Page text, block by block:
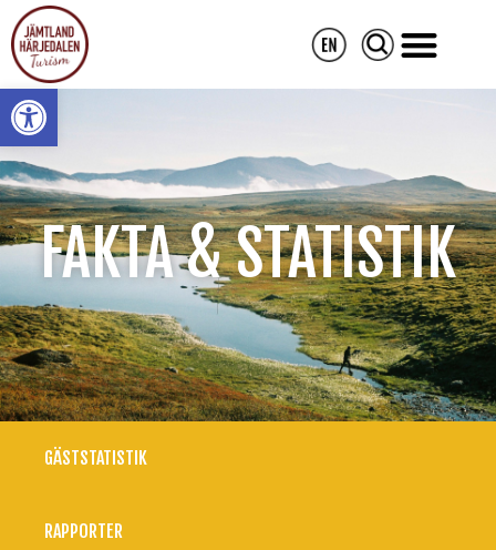
Open toolbar
FAKTA & STATISTIK
GÄSTSTATISTIK
RAPPORTER